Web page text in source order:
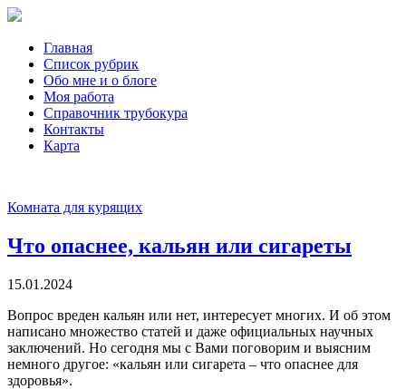
Главная
Список рубрик
Обо мне и о блоге
Моя работа
Справочник трубокура
Контакты
Карта
Комната для курящих
Что опаснее, кальян или сигареты
15.01.2024
Вопрос вреден кальян или нет, интересует многих. И об этом
написано множество статей и даже официальных научных
заключений. Но сегодня мы с Вами поговорим и выясним
немного другое: «кальян или сигарета – что опаснее для
здоровья».